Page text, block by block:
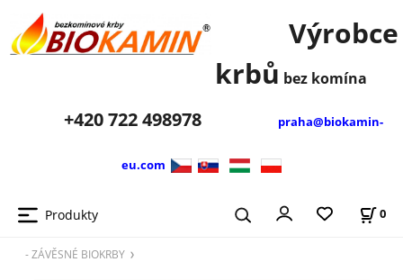
Výrobce
krbů bez komína
+420722 498978 praha@biokamin-
eu.com
Produkty 0
- ZÁVĚSNÉ BIOKRBY